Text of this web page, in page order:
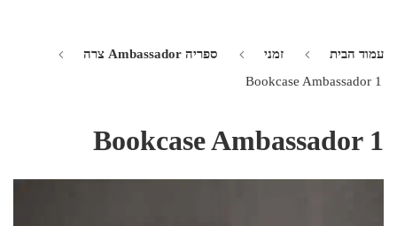
עמוד הבית זמני
ספריה Ambassador צרה
Bookcase Ambassador 1
Bookcase Ambassador 1